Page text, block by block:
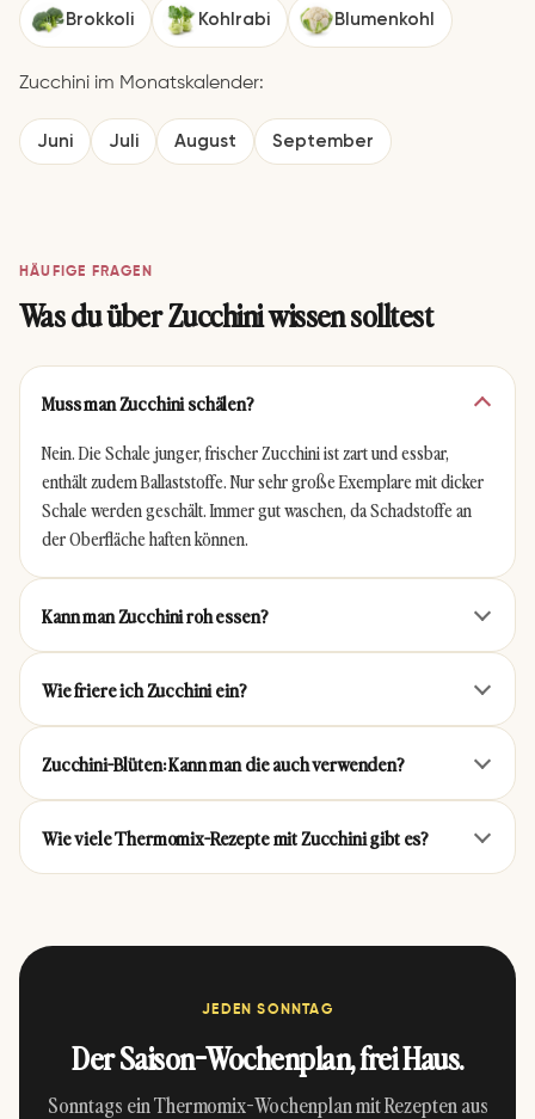
Brokkoli Kohlrabi Blumenkohl
Zucchini im Monatskalender:
Juni Juli August September
HÄUFIGE FRAGEN
Was du über Zucchini wissen solltest
Muss man Zucchini schälen?
Nein. Die Schale junger, frischer Zucchini ist zart und essbar,
enthält zudem Ballaststoffe. Nur sehr große Exemplare mit dicker
Schale werden geschält. Immer gut waschen, da Schadstoffe an
der Oberfläche haften können.
Kann man Zucchini roh essen?
Wie friere ich Zucchini ein?
Zucchini-Blüten: Kann man die auch verwenden?
Wie viele Thermomix-Rezepte mit Zucchini gibt es?
JEDEN SONNTAG
Der Saison-Wochenplan, frei Haus.
Sonntags ein Thermomix-Wochenplan mit Rezepten aus